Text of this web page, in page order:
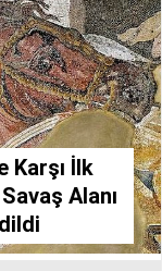
Karşı İlk
Alanı